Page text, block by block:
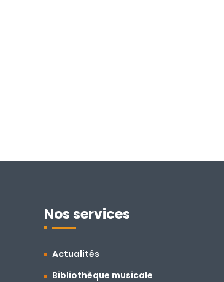
Nos services
Actualités
Bibliothèque musicale